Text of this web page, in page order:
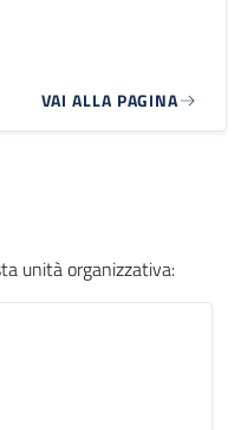
VAI ALLA PAGINA
unità organizzativa: